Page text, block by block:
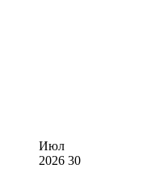
Июл
2026 30